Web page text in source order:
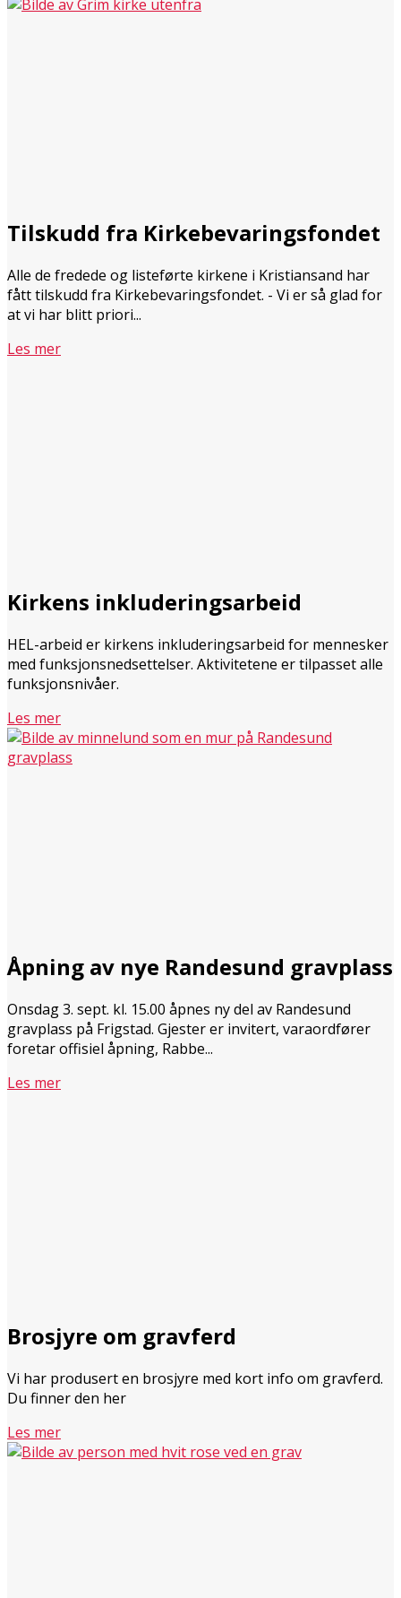
Tilskudd fra Kirkebevaringsfondet
Alle de fredede og listeførte kirkene i Kristiansand har
fått tilskudd fra Kirkebevaringsfondet. - Vi er så glad for
at vi har blitt priori...
Les mer
Kirkens inkluderingsarbeid
HEL-arbeid er kirkens inkluderingsarbeid for mennesker
med funksjonsnedsettelser. Aktivitetene er tilpasset alle
funksjonsnivåer.
Les mer
Åpning av nye Randesund gravplass
Onsdag 3. sept. kl. 15.00 åpnes ny del av Randesund
gravplass på Frigstad. Gjester er invitert, varaordfører
foretar offisiel åpning, Rabbe...
Les mer
Brosjyre om gravferd
Vi har produsert en brosjyre med kort info om gravferd.
Du finner den her
Les mer